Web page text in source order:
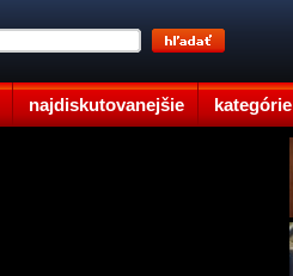
najdiskutovanejšie kategórie